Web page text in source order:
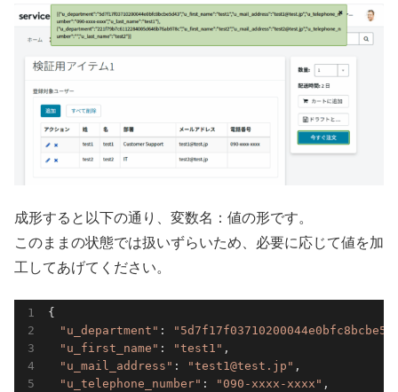
成形すると以下の通り、変数名：値の形です。
このままの状態では扱いずらいため、必要に応じて値を加
工してあげてください。
{
"u_department" :
"u_first_name" : "test1" ,
"u_mail_address" : "test1@test.jp" ,
"u_telephone_number" : "090-xxxx-xxxx" ,